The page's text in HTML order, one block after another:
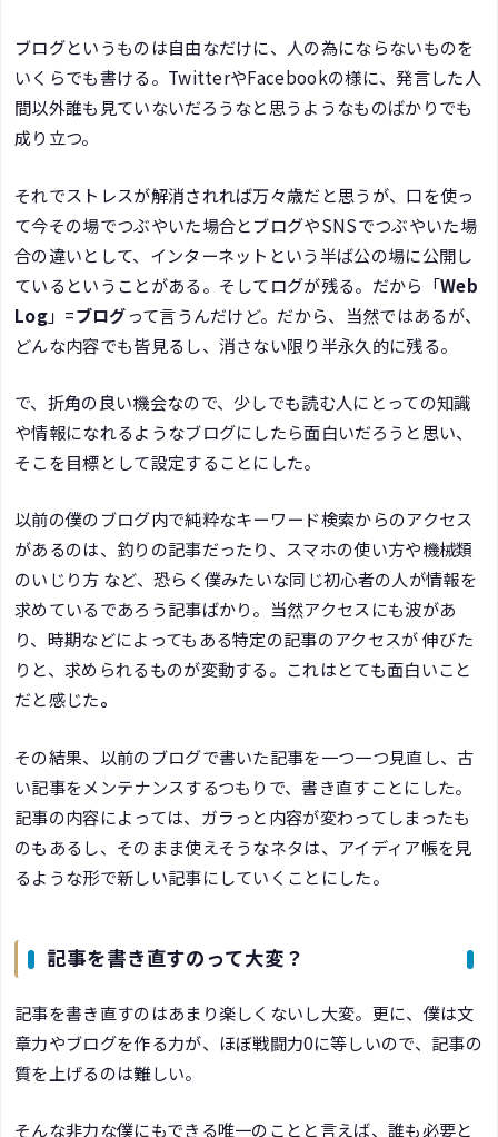
ブログというものは自由なだけに、人の為にならないものを
いくらでも書ける。TwitterやFacebookの様に、発言した人
間以外誰も見ていないだろうなと思うようなものばかりでも
成り立つ。
それでストレスが解消されれば万々歳だと思うが、口を使っ
て今その場でつぶやいた場合とブログやSNSでつぶやいた場
合の違いとして、インターネットという半ば公の場に公開し
ているということがある。そしてログが残る。だから「Web
Log」=ブログって言うんだけど。だから、当然ではあるが、
どんな内容でも皆見るし、消さない限り半永久的に残る。
で、折角の良い機会なので、少しでも読む人にとっての知識
や情報になれるようなブログにしたら面白いだろうと思い、
そこを目標として設定することにした。
以前の僕のブログ内で純粋なキーワード検索からのアクセス
があるのは、釣りの記事だったり、スマホの使い方や機械類
のいじり方 など、恐らく僕みたいな同じ初心者の人が情報を
求めているであろう記事ばかり。当然アクセスにも波があ
り、時期などによってもある特定の記事のアクセスが 伸びた
りと、求められるものが変動する。これはとても面白いこと
だと感じた。
その結果、以前のブログで書いた記事を一つ一つ見直し、古
い記事をメンテナンスするつもりで、書き直すことにした。
記事の内容によっては、ガラっと内容が変わってしまったも
のもあるし、そのまま使えそうなネタは、アイディア帳を見
るような形で新しい記事にしていくことにした。
記事を書き直すのって大変？
記事を書き直すのはあまり楽しくないし大変。更に、僕は文
章力やブログを作る力が、ほぼ戦闘力0に等しいので、記事の
質を上げるのは難しい。
そんな非力な僕にもできる唯一のことと言えば、誰も必要と